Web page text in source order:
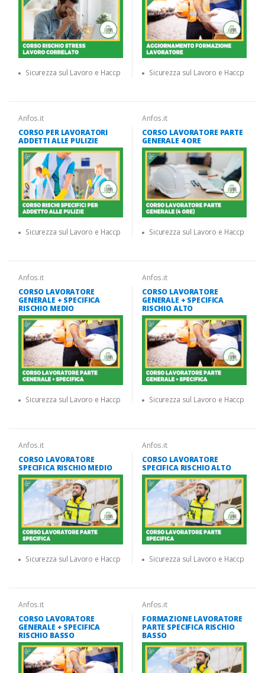
Sicurezza sul Lavoro e Haccp Sicurezza sul Lavoro e Haccp
Anfos.it
CORSO PER LAVORATORI
ADDETTI ALLE PULIZIE
Sicurezza sul Lavoro e Haccp
Anfos.it
CORSO LAVORATORE PARTE
GENERALE 4 ORE
Sicurezza sul Lavoro e Haccp
Anfos.it
CORSO LAVORATORE
GENERALE + SPECIFICA
RISCHIO MEDIO
Sicurezza sul Lavoro e Haccp
Anfos.it
CORSO LAVORATORE
GENERALE + SPECIFICA
RISCHIO ALTO
Sicurezza sul Lavoro e Haccp
Anfos.it
CORSO LAVORATORE
SPECIFICA RISCHIO MEDIO
Sicurezza sul Lavoro e Haccp
Anfos.it
CORSO LAVORATORE
SPECIFICA RISCHIO ALTO
Sicurezza sul Lavoro e Haccp
Anfos.it
CORSO LAVORATORE
GENERALE + SPECIFICA
RISCHIO BASSO
Anfos.it
FORMAZIONE LAVORATORE
PARTE SPECIFICA RISCHIO
BASSO